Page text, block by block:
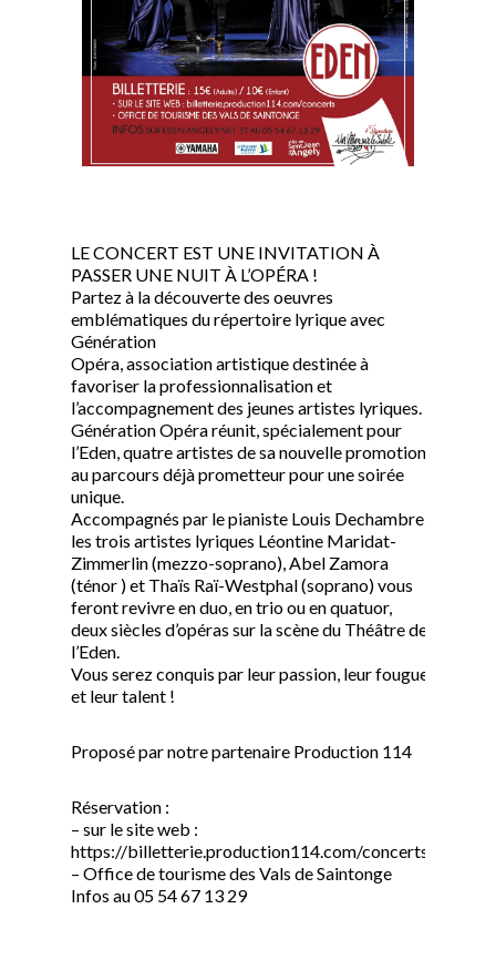
LE CONCERT EST UNE INVITATION À
PASSER UNE NUIT À L’OPÉRA !
Partez à la découverte des oeuvres
emblématiques du répertoire lyrique avec
Génération
Opéra, association artistique destinée à
favoriser la professionnalisation et
l’accompagnement des jeunes artistes lyriques.
Génération Opéra réunit, spécialement pour
l’Eden, quatre artistes de sa nouvelle promotion
au parcours déjà prometteur pour une soirée
unique.
Accompagnés par le pianiste Louis Dechambre,
les trois artistes lyriques Léontine Maridat-
Zimmerlin (mezzo-soprano), Abel Zamora
(ténor ) et Thaïs Raï-Westphal (soprano) vous
feront revivre en duo, en trio ou en quatuor,
deux siècles d’opéras sur la scène du Théâtre de
l’Eden.
Vous serez conquis par leur passion, leur fougue
et leur talent !
Proposé par notre partenaire Production 114
Réservation :
– sur le site web :
https://billetterie.production114.com/concerts
– Office de tourisme des Vals de Saintonge
Infos au 05 54 67 13 29